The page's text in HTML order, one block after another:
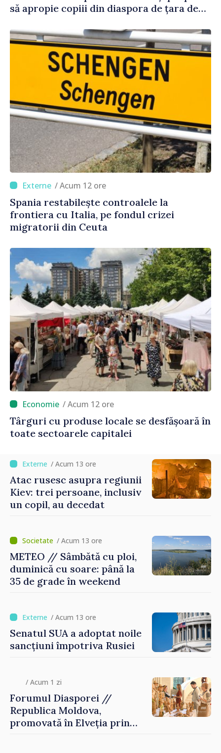
să apropie copiii din diaspora de țara de
/ Acum 12 ore
Spania restabilește controalele la
frontiera cu Italia, pe fondul crizei
migratorii din Ceuta
/ Acum 12 ore
Târguri cu produse locale se desfășoară în
toate sectoarele capitalei
/ Acum 13 ore
Atac rusesc asupra regiunii
Kiev: trei persoane, inclusiv
un copil, au decedat
/ Acum 13 ore
METEO // Sâmbătă cu ploi,
duminică cu soare: până la
35 de grade în weekend
/ Acum 13 ore
Senatul SUA a adoptat noile
sancțiuni împotriva Rusiei
/ Acum 1 zi
Forumul Diasporei //
Republica Moldova,
promovată în Elveția prin